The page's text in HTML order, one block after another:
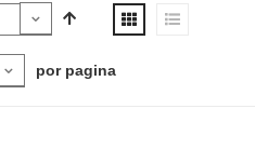
por pagina